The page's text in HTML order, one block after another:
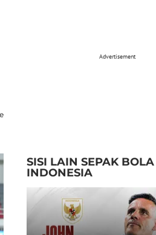
Advertisement
SISI LAIN SEPAK BOLA
INDONESIA